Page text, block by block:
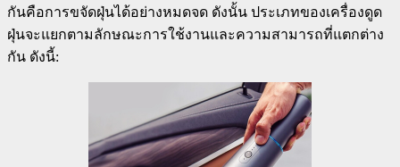
กันคือการขจัดฝุ่นได้อย่างหมดจด ดังนั้น ประเภทของเครื่องดูด
ฝุ่นจะแยกตามลักษณะการใช้งานและความสามารถที่แตกต่าง
กัน ดังนี้: